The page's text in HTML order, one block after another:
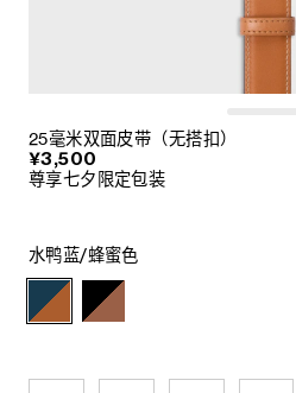
25毫米双面皮带（无搭扣）
¥3,500
尊享七夕限定包装
水鸭蓝/蜂蜜色